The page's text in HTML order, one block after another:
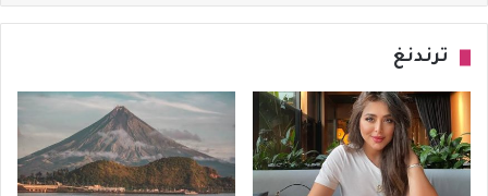
ترندنغ